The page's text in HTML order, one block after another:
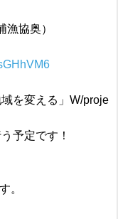
協奥）
を変える」W/proje
予定です！
。